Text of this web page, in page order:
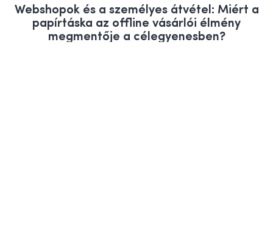
Webshopok és a személyes átvétel: Miért a
papírtáska az offline vásárlói élmény
megmentője a célegyenesben?